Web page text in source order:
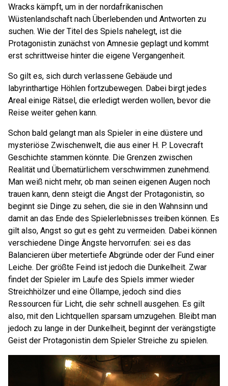
Wracks kämpft, um in der nordafrikanischen
Wüstenlandschaft nach Überlebenden und Antworten zu
suchen. Wie der Titel des Spiels nahelegt, ist die
Protagonistin zunächst von Amnesie geplagt und kommt
erst schrittweise hinter die eigene Vergangenheit.
So gilt es, sich durch verlassene Gebäude und
labyrinthartige Höhlen fortzubewegen. Dabei birgt jedes
Areal einige Rätsel, die erledigt werden wollen, bevor die
Reise weiter gehen kann.
Schon bald gelangt man als Spieler in eine düstere und
mysteriöse Zwischenwelt, die aus einer H. P. Lovecraft
Geschichte stammen könnte. Die Grenzen zwischen
Realität und Übernatürlichem verschwimmen zunehmend.
Man weiß nicht mehr, ob man seinen eigenen Augen noch
trauen kann, denn steigt die Angst der Protagonistin, so
beginnt sie Dinge zu sehen, die sie in den Wahnsinn und
damit an das Ende des Spielerlebnisses treiben können. Es
gilt also, Angst so gut es geht zu vermeiden. Dabei können
verschiedene Dinge Ängste hervorrufen: sei es das
Balancieren über metertiefe Abgründe oder der Fund einer
Leiche. Der größte Feind ist jedoch die Dunkelheit. Zwar
findet der Spieler im Laufe des Spiels immer wieder
Streichhölzer und eine Öllampe, jedoch sind dies
Ressourcen für Licht, die sehr schnell ausgehen. Es gilt
also, mit den Lichtquellen sparsam umzugehen. Bleibt man
jedoch zu lange in der Dunkelheit, beginnt der verängstigte
Geist der Protagonistin dem Spieler Streiche zu spielen.